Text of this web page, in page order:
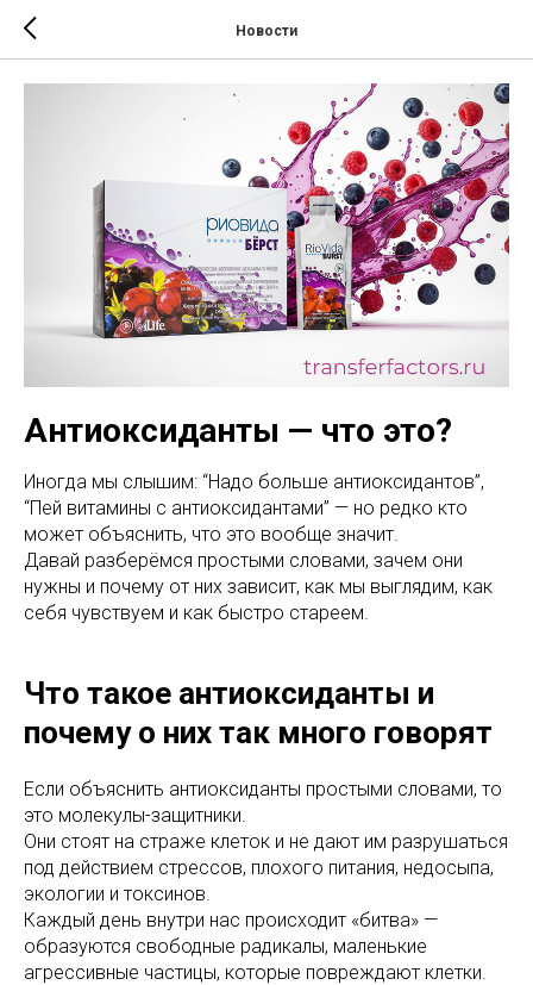
Новости
Антиоксиданты — что это?
Иногда мы слышим: “Надо больше антиоксидантов”,
“Пей витамины с антиоксидантами” — но редко кто
может объяснить, что это вообще значит.
Давай разберёмся простыми словами, зачем они
нужны и почему от них зависит, как мы выглядим, как
себя чувствуем и как быстро стареем.
Что такое антиоксиданты и
почему о них так много говорят
Если объяснить антиоксиданты простыми словами, то
это молекулы-защитники.
Они стоят на страже клеток и не дают им разрушаться
под действием стрессов, плохого питания, недосыпа,
экологии и токсинов.
Каждый день внутри нас происходит «битва» —
образуются свободные радикалы, маленькие
агрессивные частицы, которые повреждают клетки.